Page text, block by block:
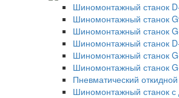
Шиномонтажный станок
Шиномонтажный станок
Шиномонтажный станок
Шиномонтажный станок
Шиномонтажный станок
Шиномонтажный станок
Пневматический
Шиномонтажный станок с